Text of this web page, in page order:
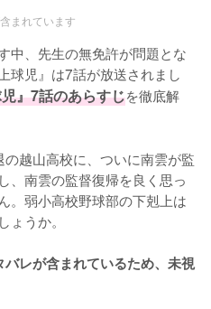
まれています
中、先生の無免許が問題とな
球児』は7話が放送されまし
』7話のあらすじを徹底解
越山高校に、ついに南雲が監
、南雲の監督復帰を良く思っ
。弱小高校野球部の下剋上は
うか。
レが含まれているため、未視